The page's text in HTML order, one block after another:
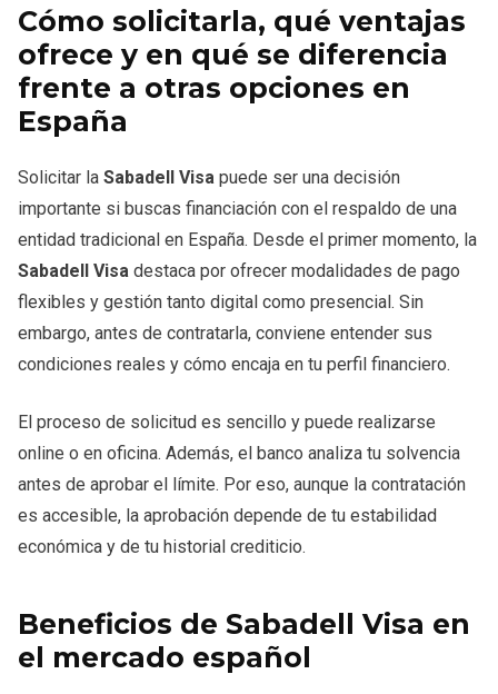
Cómo solicitarla, qué ventajas
ofrece y en qué se diferencia
frente a otras opciones en
España
Solicitar la Sabadell Visa puede ser una decisión
importante si buscas financiación con el respaldo de una
entidad tradicional en España. Desde el primer momento, la
Sabadell Visa destaca por ofrecer modalidades de pago
flexibles y gestión tanto digital como presencial. Sin
embargo, antes de contratarla, conviene entender sus
condiciones reales y cómo encaja en tu perfil financiero.
El proceso de solicitud es sencillo y puede realizarse
online o en oficina. Además, el banco analiza tu solvencia
antes de aprobar el límite. Por eso, aunque la contratación
es accesible, la aprobación depende de tu estabilidad
económica y de tu historial crediticio.
Beneficios de Sabadell Visa en
el mercado español